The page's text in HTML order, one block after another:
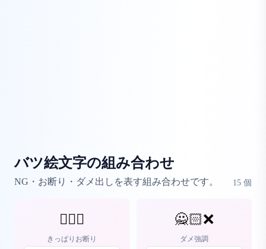
バツ絵文字の組み合わせ
NG・お断り・ダメ出しを表す組み合わせです。 15 個
🙅‍♀️❌
きっぱりお断り
🙅🏻❌
ダメ強調